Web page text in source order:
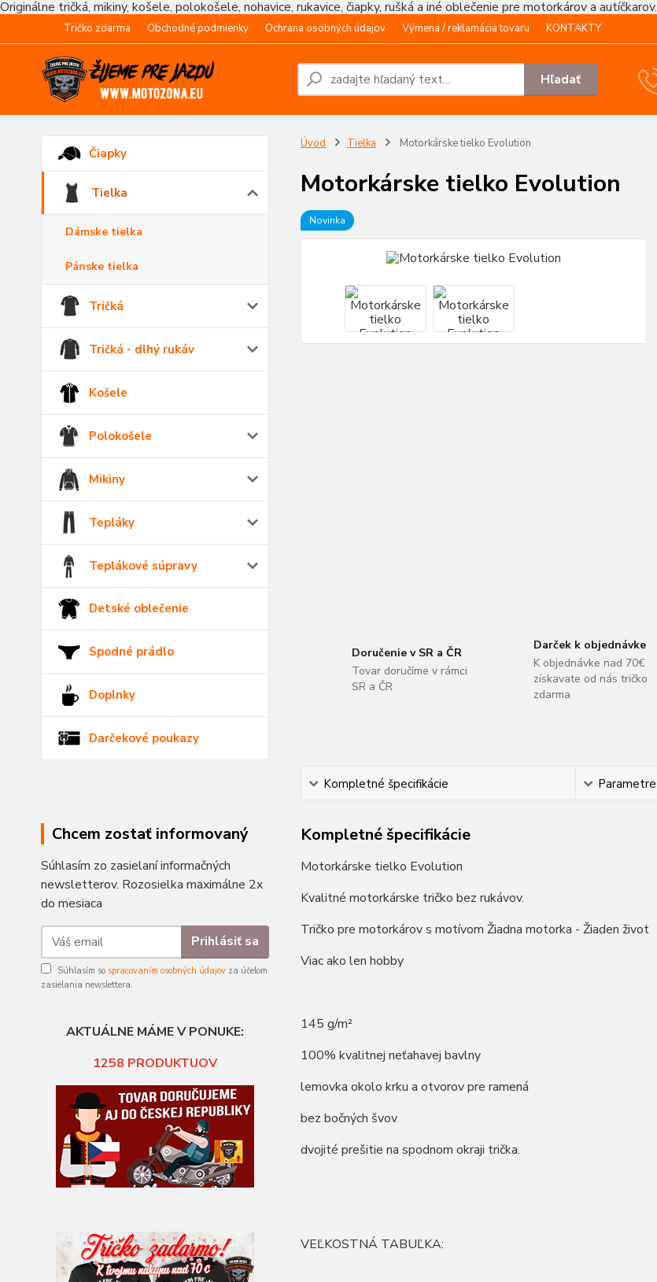
Originálne tričká, mikiny, košele, polokošele, nohavice, rukavice, čiapky, rušká a iné oblečenie pre motorkárov a autíčkarov.
Tričko zdarma Obchodné podmienky Ochrana osobných údajov Výmena / reklamácia tovaru KONTAKTY
Hľadať
Čiapky
Tielka
Dámske tielka
Pánske tielka
Tričká
Tričká - dlhý rukáv
Košele
Polokošele
Mikiny
Tepláky
Teplákové súpravy
Detské oblečenie
Spodné prádlo
Doplnky
Darčekové poukazy
Chcem zostať informovaný
Súhlasím zo zasielaní informačných
newsletterov. Rozosielka maximálne 2x
do mesiaca
Prihlásiť sa
Súhlasím so spracovaním osobných údajov za účelom
zasielania newslettera.
AKTUÁLNE MÁME V PONUKE:
1258 PRODUKTUOV
Úvod Tielka Motorkárske tielko Evolution
Motorkárske tielko Evolution
Novinka
Doručenie v SR a ČR
Tovar doručíme v rámci
SR a ČR
Darček k objednávke
K objednávke nad 70€
získavate od nás tričko
zdarma
Kompletné špecifikácie Parametre
Kompletné špecifikácie
Motorkárske tielko Evolution
Kvalitné motorkárske tričko bez rukávov.
Tričko pre motorkárov s motívom Žiadna motorka - Žiaden život
Viac ako len hobby
145 g/m²
100% kvalitnej neťahavej bavlny
lemovka okolo krku a otvorov pre ramená
bez bočných švov
dvojité prešitie na spodnom okraji trička.
VEĽKOSTNÁ TABUĽKA: